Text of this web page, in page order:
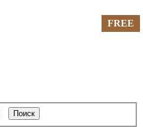
FREE
FREE
FREE
FREE